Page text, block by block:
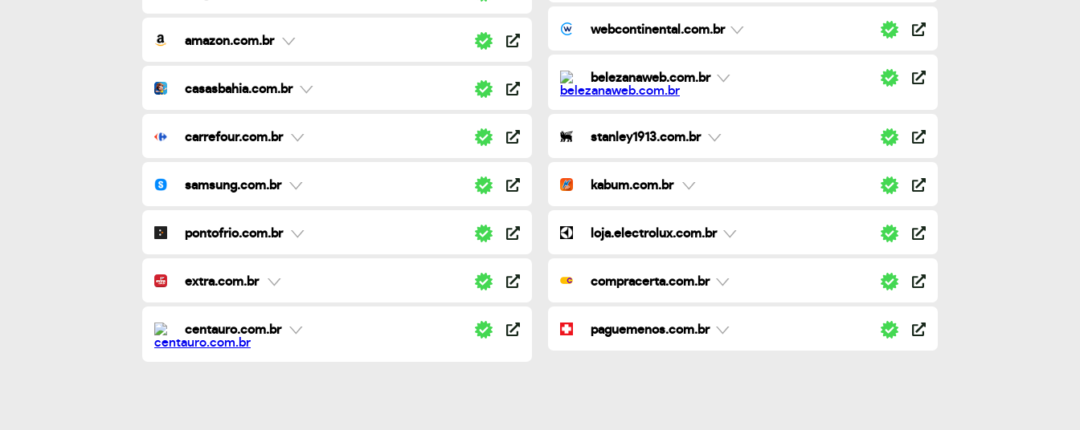
amazon.com.br
casasbahia.com.br
carrefour.com.br
samsung.com.br
pontofrio.com.br
extra.com.br
centauro.com.br
webcontinental.com.br
belezanaweb.com.br
stanley1913.com.br
kabum.com.br
loja.electrolux.com.br
compracerta.com.br
paguemenos.com.br